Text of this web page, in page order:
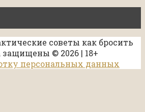
советы как бросить
защищены © 2026 | 18+
персональных данных